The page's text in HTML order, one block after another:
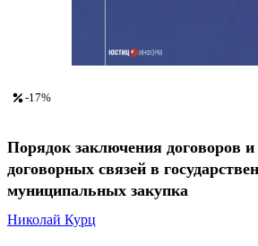
-17%
Порядок заключения договоров и
договорных связей в
муниципальных закупка
Николай Курц